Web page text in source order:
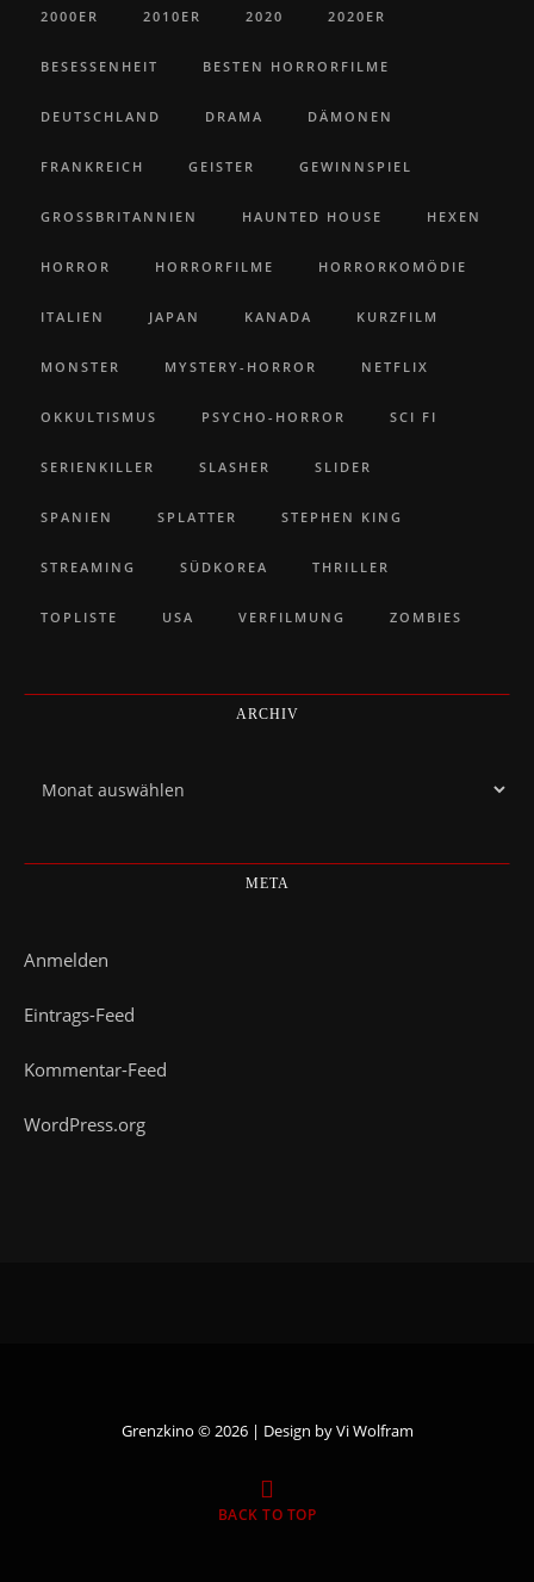
2000ER 2010ER 2020 2020ER
BESESSENHEIT BESTEN HORRORFILME
DEUTSCHLAND DRAMA DÄMONEN
FRANKREICH GEISTER GEWINNSPIEL
GROSSBRITANNIEN HAUNTED HOUSE HEXEN
HORROR HORRORFILME HORRORKOMÖDIE
ITALIEN JAPAN KANADA KURZFILM
MONSTER MYSTERY-HORROR NETFLIX
OKKULTISMUS PSYCHO-HORROR SCI FI
SERIENKILLER SLASHER SLIDER
SPANIEN SPLATTER STEPHEN KING
STREAMING SÜDKOREA THRILLER
TOPLISTE USA VERFILMUNG ZOMBIES
ARCHIV
META
Anmelden
Eintrags-Feed
Kommentar-Feed
WordPress.org
Grenzkino © 2026 | Design byVi Wolfram
BACK TO TOP